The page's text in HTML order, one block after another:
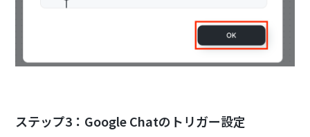
ステップ3：Google Chatのトリガー設定